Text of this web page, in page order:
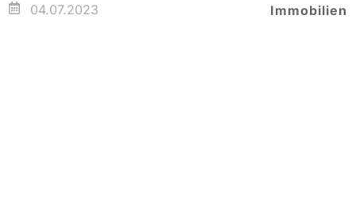
Von einer zentralen Diele sind alle Räumlichkeiten zu
04.07.2023 Immobilien